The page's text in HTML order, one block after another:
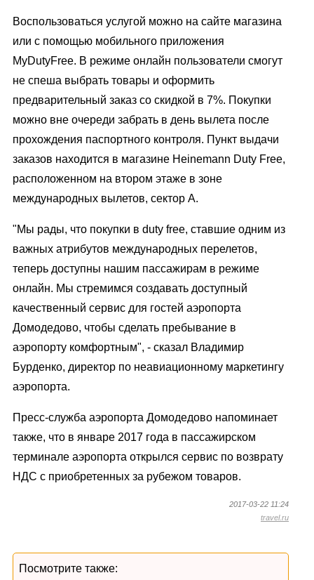
Воспользоваться услугой можно на сайте магазина
или с помощью мобильного приложения
MyDutyFree. В режиме онлайн пользователи смогут
не спеша выбрать товары и оформить
предварительный заказ со скидкой в 7%. Покупки
можно вне очереди забрать в день вылета после
прохождения паспортного контроля. Пункт выдачи
заказов находится в магазине Heinemann Duty Free,
расположенном на втором этаже в зоне
международных вылетов, сектор А.
"Мы рады, что покупки в duty free, ставшие одним из
важных атрибутов международных перелетов,
теперь доступны нашим пассажирам в режиме
онлайн. Мы стремимся создавать доступный
качественный сервис для гостей аэропорта
Домодедово, чтобы сделать пребывание в
аэропорту комфортным", - сказал Владимир
Бурденко, директор по неавиационному маркетингу
аэропорта.
Пресс-служба аэропорта Домодедово напоминает
также, что в январе 2017 года в пассажирском
терминале аэропорта открылся сервис по возврату
НДС с приобретенных за рубежом товаров.
2017-03-22 11:24
travel.ru
Посмотрите также: